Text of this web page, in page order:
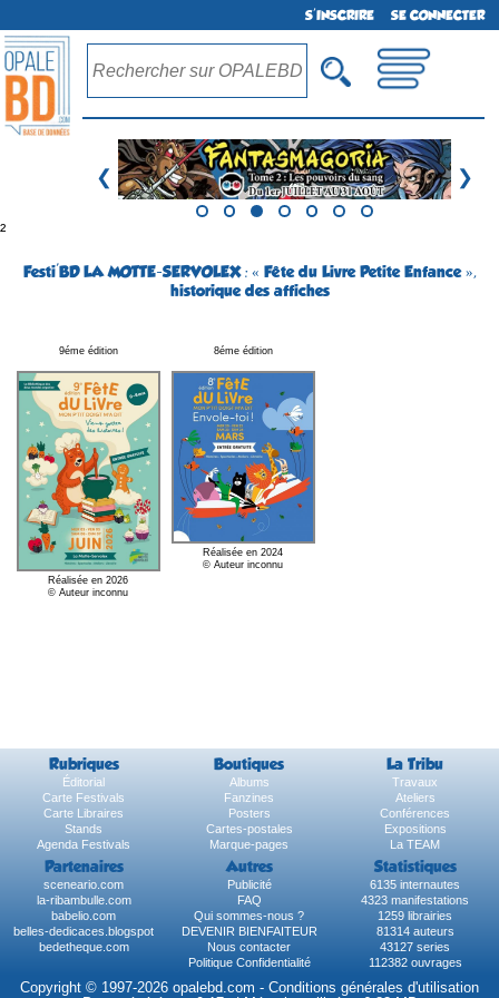
S'INSCRIRE SE CONNECTER
❮ ❯
²
Festi'BD LA MOTTE-SERVOLEX : « Fête du Livre Petite Enfance »,
historique des affiches
9éme édition
Réalisée en 2026
© Auteur inconnu
8éme édition
Réalisée en 2024
© Auteur inconnu
Rubriques Boutiques La Tribu
Éditorial Albums
Travaux
Carte Festivals
Fanzines
Ateliers
Carte Libraires
Posters
Conférences
Stands
Cartes-postales
Expositions
Agenda Festivals
Marque-pages La TEAM
Partenaires Autres Statistiques
sceneario.com Publicité
6135 internautes
la-ribambulle.com
FAQ
4323 manifestations
babelio.com
Qui sommes-nous ?
1259 librairies
belles-dedicaces.blogspot
DEVENIR BIENFAITEUR
81314 auteurs
bedetheque.com
Nous contacter
43127 series
Politique Confidentialité
112382 ouvrages
Copyright © 1997-2026 opalebd.com - Conditions générales d'utilisation